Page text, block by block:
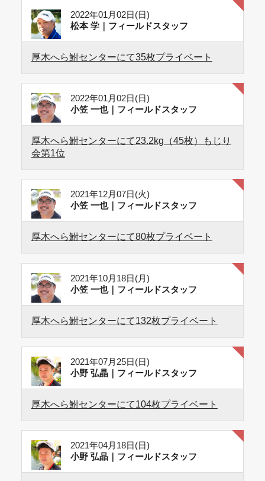
2022年01月02日(日)
松本 学｜フィールドスタッフ
厚木へら鮒センターにて35枚プライベート
2022年01月02日(日)
小笠 一也｜フィールドスタッフ
厚木へら鮒センターにて23.2kg（45枚）もじり
会第1位
2021年12月07日(火)
小笠 一也｜フィールドスタッフ
厚木へら鮒センターにて80枚プライベート
2021年10月18日(月)
小笠 一也｜フィールドスタッフ
厚木へら鮒センターにて132枚プライベート
2021年07月25日(日)
小野 弘晶｜フィールドスタッフ
厚木へら鮒センターにて104枚プライベート
2021年04月18日(日)
小野 弘晶｜フィールドスタッフ